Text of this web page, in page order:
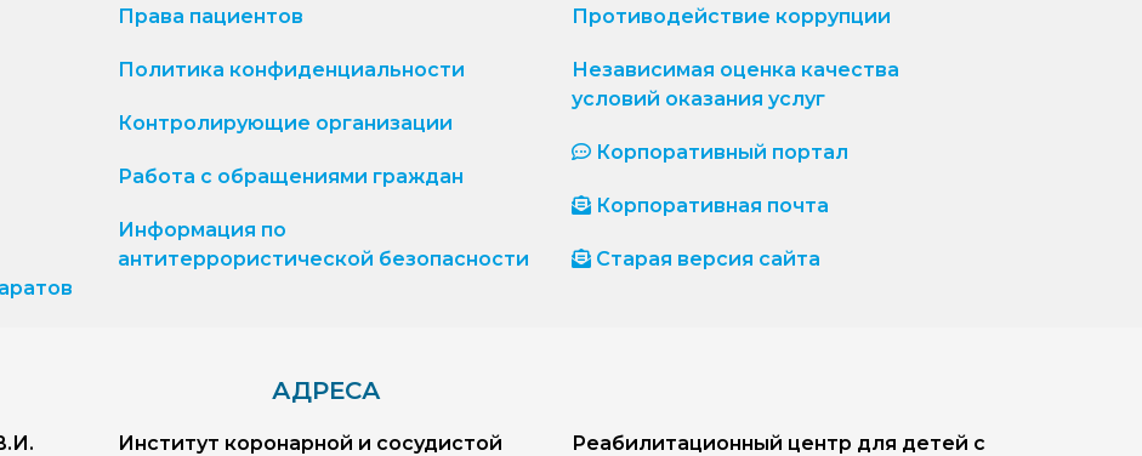
Права пациентов
Политика конфиденциальности
Контролирующие организации
Работа с обращениями граждан
Информация по
антитеррористической безопасности
Противодействие коррупции
Независимая оценка качества
условий оказания услуг
Корпоративный портал
Корпоративная почта
Старая версия сайта
АДРЕСА
Институт коронарной и сосудистой
Реабилитационный центр для детей с